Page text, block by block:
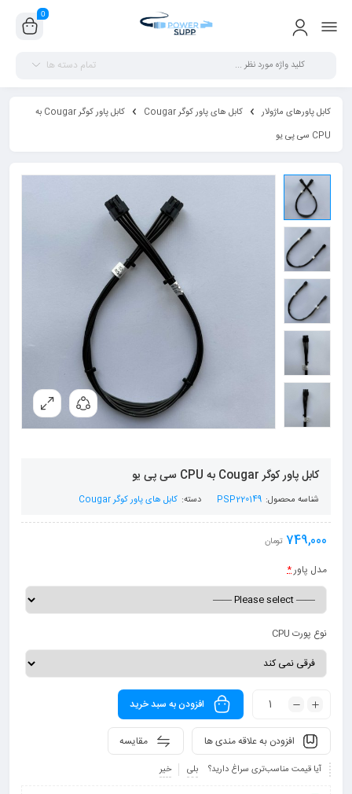
0
تمام دسته ها
کابل پاورهای ماژولار کابل های پاور کوگر Cougar
کابل پاور کوگر Cougar به
CPU سی پی یو
کابل پاور کوگر Cougar به CPU سی پی یو
شناسه محصول: PSP220149 دسته: کابل های پاور کوگر Cougar
749,000 تومان
مدل پاور*
نوع پورت CPU
افزودن به سبد خرید
مقایسه افزودن به علاقه مندی ها
آیا قیمت مناسب‌تری سراغ دارید؟ بلی خیر